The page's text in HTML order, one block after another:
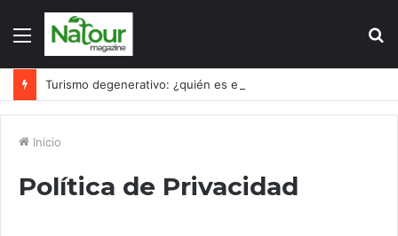
Menú
Inicio
Política de Privacidad